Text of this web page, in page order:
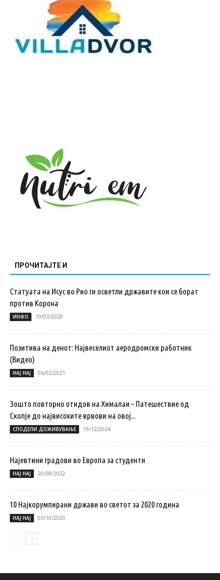
ПРОЧИТАЈТЕ И
Статуата на Исус во Рио ги осветли државите кои се борат
против Корона
ИНФО 19/03/2020
Позитива на денот: Највеселиот аеродромски работник
(Видео)
НАЈ НАЈ 06/02/2021
Зошто повторно отидов на Хималаи – Патешествие од
Скопје до највисоките врвови на овој...
СПОДЕЛИ ДОЖИВУВАЊЕ 19/12/2024
Најевтини градови во Европа за студенти
НАЈ НАЈ 20/08/2022
10 Најкорумпирани држави во светот за 2020 година
НАЈ НАЈ 03/10/2020